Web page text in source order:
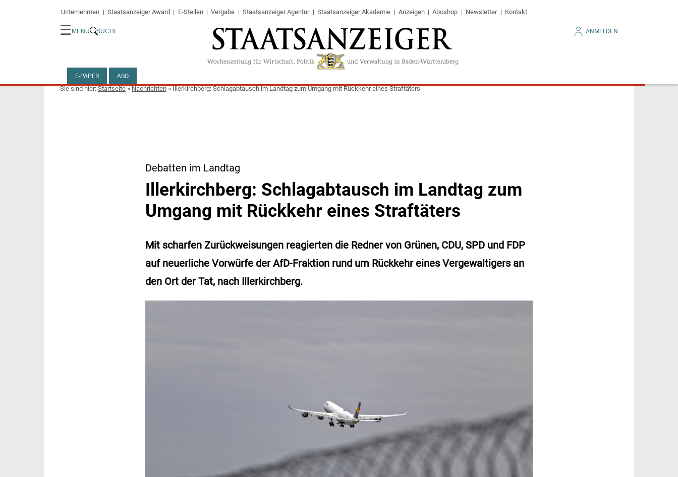
Unternehmen Staatsanzeiger Award E-Stellen Vergabe Staatsanzeiger Agentur Staatsanzeiger Akademie Anzeigen Aboshop Newsletter Kontakt
☰ MENÜ SUCHE ANMELDEN
E-PAPER ABO
Startseite»Nachrichten»Illerkirchberg: Schlagabtausch im Landtag zum Umgang mit Rückkehr eines Straftäters
Debatten im Landtag
Illerkirchberg: Schlagabtausch im Landtag zum
Umgang mit Rückkehr eines Straftäters
Mit scharfen Zurückweisungen reagierten die Redner von Grünen, CDU, SPD und FDP
auf neuerliche Vorwürfe der AfD-Fraktion rund um Rückkehr eines Vergewaltigers an
den Ort der Tat, nach Illerkirchberg.